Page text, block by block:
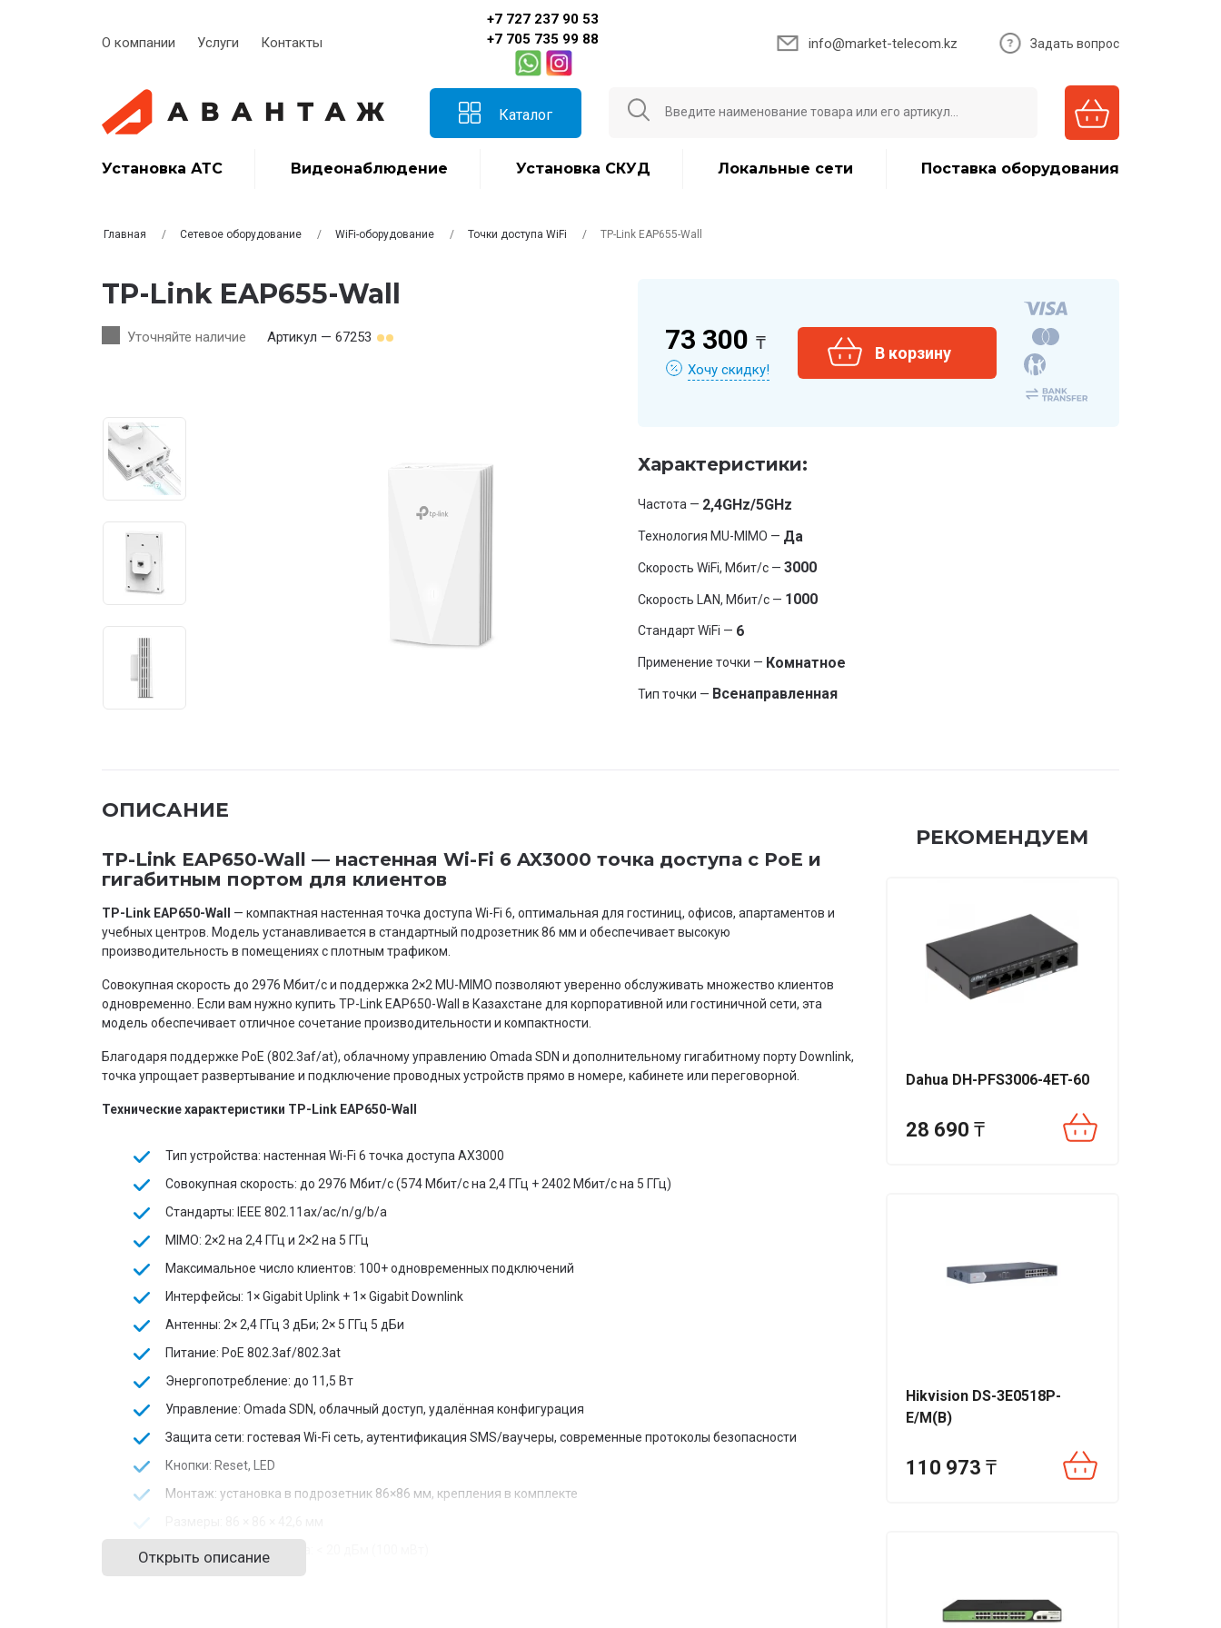
О компании Услуги Контакты
+7 727 237 90 53
+7 705 735 99 88
info@market-telecom.kz Задать вопрос
Каталог
Установка АТС Видеонаблюдение Установка СКУД Локальные сети Поставка оборудования
Главная Сетевое оборудование WiFi-оборудование Точки доступа WiFi TP-Link EAP655-Wall
TP-Link EAP655-Wall
Уточняйте наличие Артикул — 67253 73 300 ₸
Хочу скидку!
Характеристики:
Частота — 2,4GHz/5GHz
Технология MU-MIMO — Да
Скорость WiFi, Мбит/с — 3000
Скорость LAN, Мбит/с — 1000
Стандарт WiFi — 6
Применение точки — Комнатное
Тип точки — Всенаправленная
ОПИСАНИЕ
TP-Link EAP650-Wall — настенная Wi-Fi 6 AX3000 точка доступа с PoE и
гигабитным портом для клиентов
TP-Link EAP650-Wall
— компактная настенная точка доступа Wi-Fi 6, оптимальная для гостиниц, офисов, апартаментов и
учебных центров. Модель устанавливается в стандартный подрозетник 86 мм и обеспечивает высокую
производительность в помещениях с плотным трафиком.
Совокупная скорость до 2976 Мбит/с и поддержка 2×2 MU-MIMO позволяют уверенно обслуживать множество клиентов
одновременно. Если вам нужно купить TP-Link EAP650-Wall в Казахстане для корпоративной или гостиничной сети, эта
модель обеспечивает отличное сочетание производительности и компактности.
Благодаря поддержке PoE (802.3af/at), облачному управлению Omada SDN и дополнительному гигабитному порту Downlink,
точка упрощает развертывание и подключение проводных устройств прямо в номере, кабинете или переговорной.
Технические характеристики TP-Link EAP650-Wall
Тип устройства: настенная Wi-Fi 6 точка доступа AX3000
Совокупная скорость: до 2976 Мбит/с (574 Мбит/с на 2,4 ГГц + 2402 Мбит/с на 5 ГГц)
Стандарты: IEEE 802.11ax/ac/n/g/b/a
MIMO: 2×2 на 2,4 ГГц и 2×2 на 5 ГГц
Максимальное число клиентов: 100+ одновременных подключений
Интерфейсы: 1× Gigabit Uplink + 1× Gigabit Downlink
Антенны: 2× 2,4 ГГц 3 дБи; 2× 5 ГГц 5 дБи
Питание: PoE 802.3af/802.3at
Энергопотребление: до 11,5 Вт
Управление: Omada SDN, облачный доступ, удалённая конфигурация
Защита сети: гостевая Wi-Fi сеть, аутентификация SMS/ваучеры, современные протоколы безопасности
Кнопки: Reset, LED
Монтаж: установка в подрозетник 86×86 мм, крепления в комплекте
Открыть описание
РЕКОМЕНДУЕМ
Dahua DH-PFS3006-4ET-60
28 690 ₸
Hikvision DS-3E0518P-
E/M(B)
110 973 ₸